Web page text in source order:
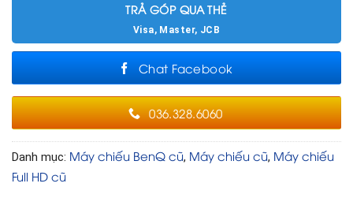
TRẢ GÓP QUA THẺ
Visa, Master, JCB
Chat Facebook
036.328.6060
Danh mục: Máy chiếu BenQ cũ, Máy chiếu cũ, Máy chiếu
Full HD cũ